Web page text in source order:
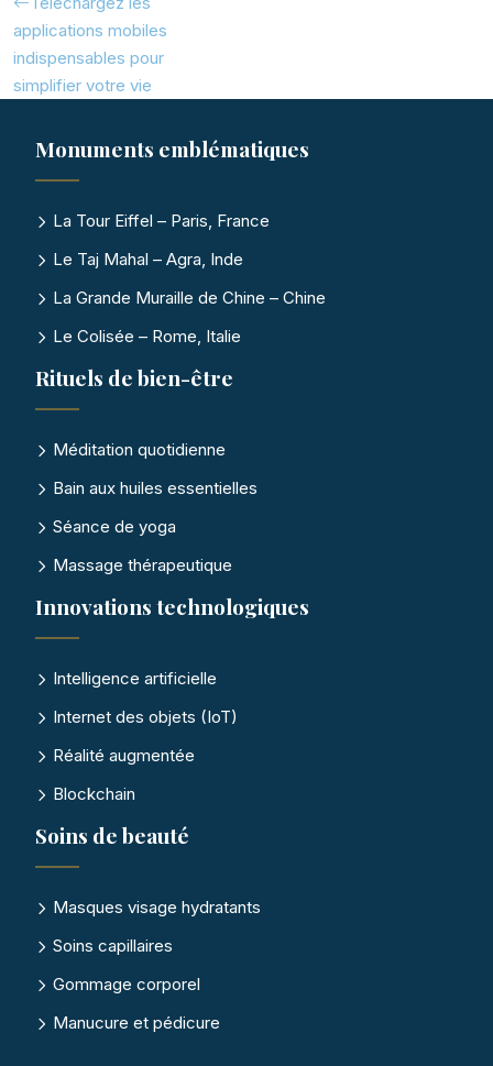
applications mobiles
indispensables pour
simplifier votre vie
Monuments emblématiques
La Tour Eiffel – Paris, France
Le Taj Mahal – Agra, Inde
La Grande Muraille de Chine – Chine
Le Colisée – Rome, Italie
Rituels de bien-être
Méditation quotidienne
Bain aux huiles essentielles
Séance de yoga
Massage thérapeutique
Innovations technologiques
Intelligence artificielle
Internet des objets (IoT)
Réalité augmentée
Blockchain
Soins de beauté
Masques visage hydratants
Soins capillaires
Gommage corporel
Manucure et pédicure